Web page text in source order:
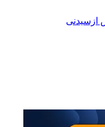
ازسیدنی